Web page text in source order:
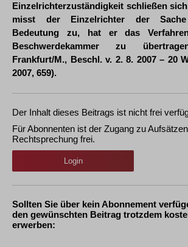
Einzelrichterzuständigkeit schließen
misst der Einzelrichter der Sache
Bedeutung zu, hat er das
Beschwerdekammer zu
Frankfurt/M., Beschl. v. 2. 8. 2007 – 20
2007, 659).
Der Inhalt dieses Beitrags ist nicht frei
Für Abonnenten ist der Zugang zu
Rechtsprechung frei.
Login
Sollten Sie über kein Abonnement
den gewünschten Beitrag trotzdem
erwerben: